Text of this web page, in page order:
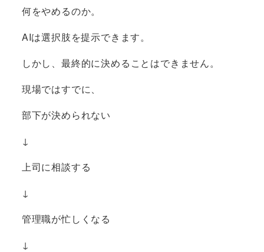
何をやめるのか。
AIは選択肢を提示できます。
しかし、最終的に決めることはできません。
現場ではすでに、
部下が決められない
↓
上司に相談する
↓
管理職が忙しくなる
↓